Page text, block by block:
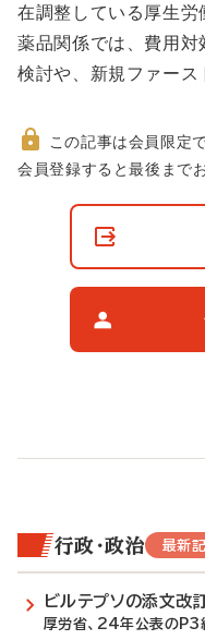
動在調整している厚生
薬品関係では、費用
検討や、新規ファー
非
この記事は会員限定で
会員登録すると最後まで
行政・政治 最新
ビルテプソの添文改
厚労省、24年公表のP3